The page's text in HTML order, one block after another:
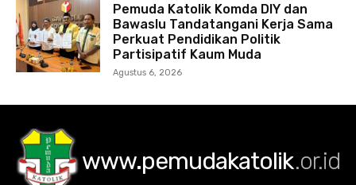
Pemuda Katolik Komda DIY dan
Bawaslu Tandatangani Kerja Sama
Perkuat Pendidikan Politik
Partisipatif Kaum Muda
Agustus 6, 2026
www.pemudakatolik.or.id